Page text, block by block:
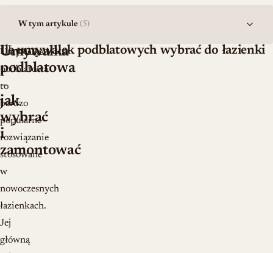
W tym artykule (5)
Umywalka
podblatowa
–
jak
wybrać
i
zamontować
Umywalka
podblatowa
to
bardzo
popularne
rozwiązanie
stosowane
w
nowoczesnych
łazienkach.
Jej
główną
Ile umywalek podblatowych wybrać do łazienki